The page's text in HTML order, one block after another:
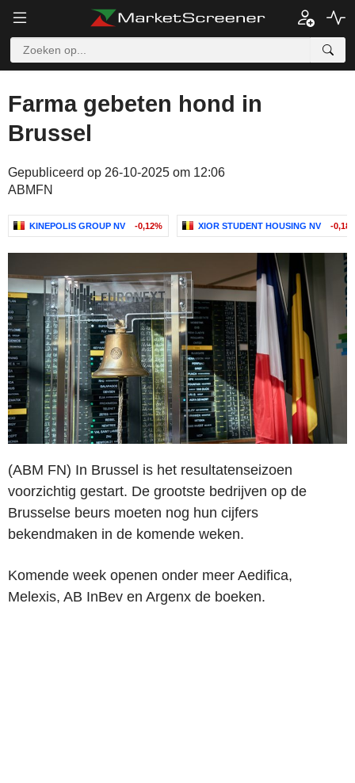
Farma gebeten hond in
Brussel
Gepubliceerd op 26-10-2025 om 12:06
ABMFN
KINEPOLIS GROUP NV -0,12% XIOR STUDENT HOUSING NV -
(ABM FN) In Brussel is het resultatenseizoen
voorzichtig gestart. De grootste bedrijven op de
Brusselse beurs moeten nog hun cijfers
bekendmaken in de komende weken.
Komende week openen onder meer Aedifica,
Melexis, AB InBev en Argenx de boeken.